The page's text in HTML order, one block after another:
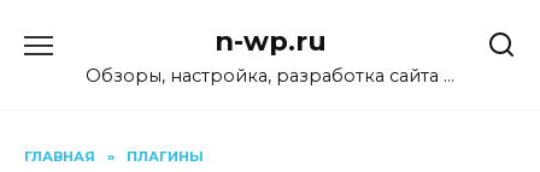
содержанию
n-wp.ru
Обзоры, настройка, разработка сайта …
ГЛАВНАЯ » ПЛАГИНЫ